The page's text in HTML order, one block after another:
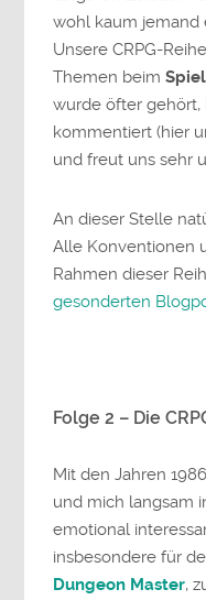
wohl kaum jemand
Unsere CRPG-
Themen beim
wurde öfter gehört,
kommentiert (hier
und freut uns sehr
An dieser Stelle
Alle Konventionen
Rahmen dieser
gesonderten
Folge 2 – Die
Mit den Jahren
und mich langsam
emotional
insbesondere für
Dungeon Master,